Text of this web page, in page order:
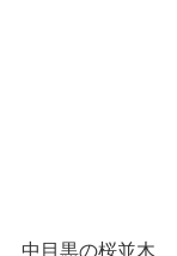
中目黒の桜並木